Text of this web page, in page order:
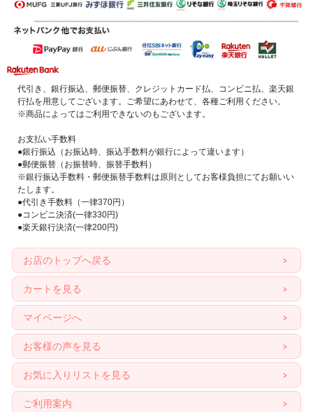
代引き、銀行振込、郵便振替、クレジットカード払、コンビニ払、楽天銀
行払を用意してございます。ご希望にあわせて、各種ご利用ください。
※商品によってはご利用できないのもございます。
お支払い手数料
●銀行振込（お振込時、振込手数料が銀行によって違います）
●郵便振替（お振替時、振替手数料）
※銀行振込手数料・郵便振替手数料は原則としてお客様負担にてお願いい
たします。
●代引き手数料（一律370円）
●コンビニ決済(一律330円)
●楽天銀行決済(一律200円)
お店のトップへ戻る
カートを見る
マイページへ
お客様の声を見る
お気に入りリストを見る
ご利用案内